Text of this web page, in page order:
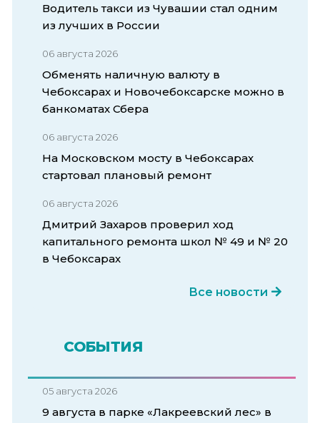
Водитель такси из Чувашии стал одним
из лучших в России
06 августа 2026
Обменять наличную валюту в
Чебоксарах и Новочебоксарске можно в
банкоматах Сбера
06 августа 2026
На Московском мосту в Чебоксарах
стартовал плановый ремонт
06 августа 2026
Дмитрий Захаров проверил ход
капитального ремонта школ № 49 и № 20
в Чебоксарах
Все новости
СОБЫТИЯ
05 августа 2026
9 августа в парке «Лакреевский лес» в